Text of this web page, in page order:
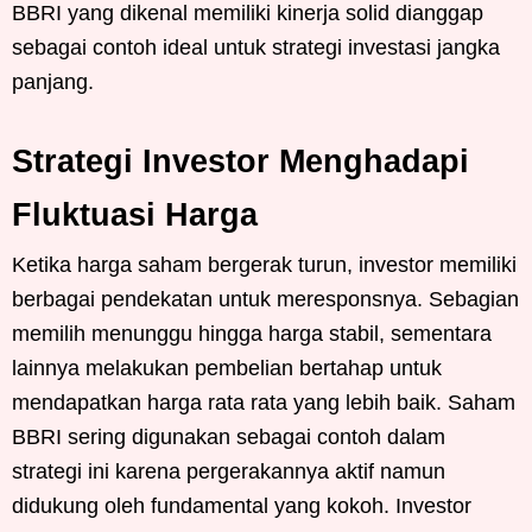
BBRI yang dikenal memiliki kinerja solid dianggap
sebagai contoh ideal untuk strategi investasi jangka
panjang.
Strategi Investor Menghadapi
Fluktuasi Harga
Ketika harga saham bergerak turun, investor memiliki
berbagai pendekatan untuk meresponsnya. Sebagian
memilih menunggu hingga harga stabil, sementara
lainnya melakukan pembelian bertahap untuk
mendapatkan harga rata rata yang lebih baik. Saham
BBRI sering digunakan sebagai contoh dalam
strategi ini karena pergerakannya aktif namun
didukung oleh fundamental yang kokoh. Investor